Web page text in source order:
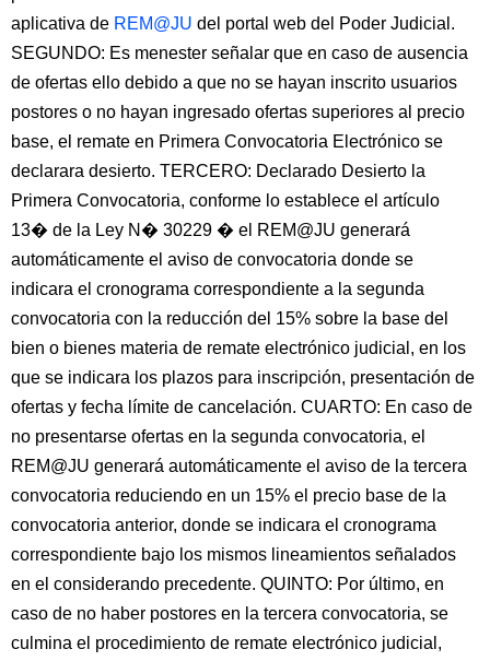
aplicativa de REM@JU del portal web del Poder Judicial.
SEGUNDO: Es menester señalar que en caso de ausencia
de ofertas ello debido a que no se hayan inscrito usuarios
postores o no hayan ingresado ofertas superiores al precio
base, el remate en Primera Convocatoria Electrónico se
declarara desierto. TERCERO: Declarado Desierto la
Primera Convocatoria, conforme lo establece el artículo
13� de la Ley N� 30229 � el REM@JU generará
automáticamente el aviso de convocatoria donde se
indicara el cronograma correspondiente a la segunda
convocatoria con la reducción del 15% sobre la base del
bien o bienes materia de remate electrónico judicial, en los
que se indicara los plazos para inscripción, presentación de
ofertas y fecha límite de cancelación. CUARTO: En caso de
no presentarse ofertas en la segunda convocatoria, el
REM@JU generará automáticamente el aviso de la tercera
convocatoria reduciendo en un 15% el precio base de la
convocatoria anterior, donde se indicara el cronograma
correspondiente bajo los mismos lineamientos señalados
en el considerando precedente. QUINTO: Por último, en
caso de no haber postores en la tercera convocatoria, se
culmina el procedimiento de remate electrónico judicial,